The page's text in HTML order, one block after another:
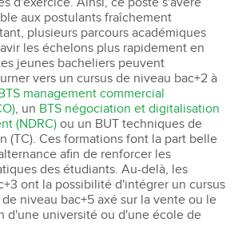
aux postulants fraîchement
plusieurs parcours académiques
les échelons plus rapidement en
jeunes bacheliers peuvent
vers un cursus de niveau bac+2 à
management commercial
, un BTS négociation et digitalisation
(NDRC) ou un BUT techniques de
(TC). Ces formations font la part belle
afin de renforcer les
des étudiants. Au-delà, les
ont la possibilité d'intégrer un cursus
niveau bac+5 axé sur la vente ou le
d'une université ou d'une école de